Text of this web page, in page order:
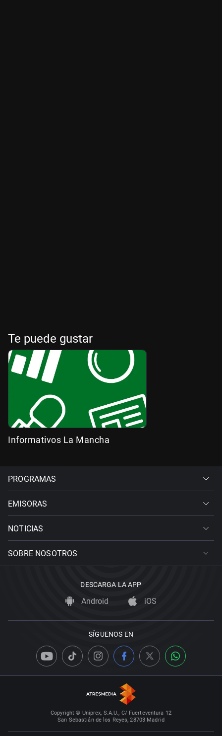
Te puede gustar
Informativos La Mancha
PROGRAMAS
EMISORAS
NOTICIAS
SOBRE NOSOTROS
DESCARGA LA APP
Android iOS
SÍGUENOS EN
Copyright © Uniprex, S.A.U., C/ Fuerteventura 12
San Sebastián de los Reyes, 28703 Madrid